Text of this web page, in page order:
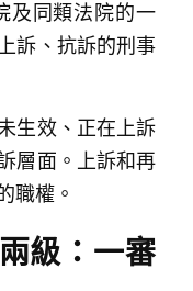
同類法院的一
訴、抗訴的刑事
生效、正在上訴
層面。上訴和再
職權。
級：一審